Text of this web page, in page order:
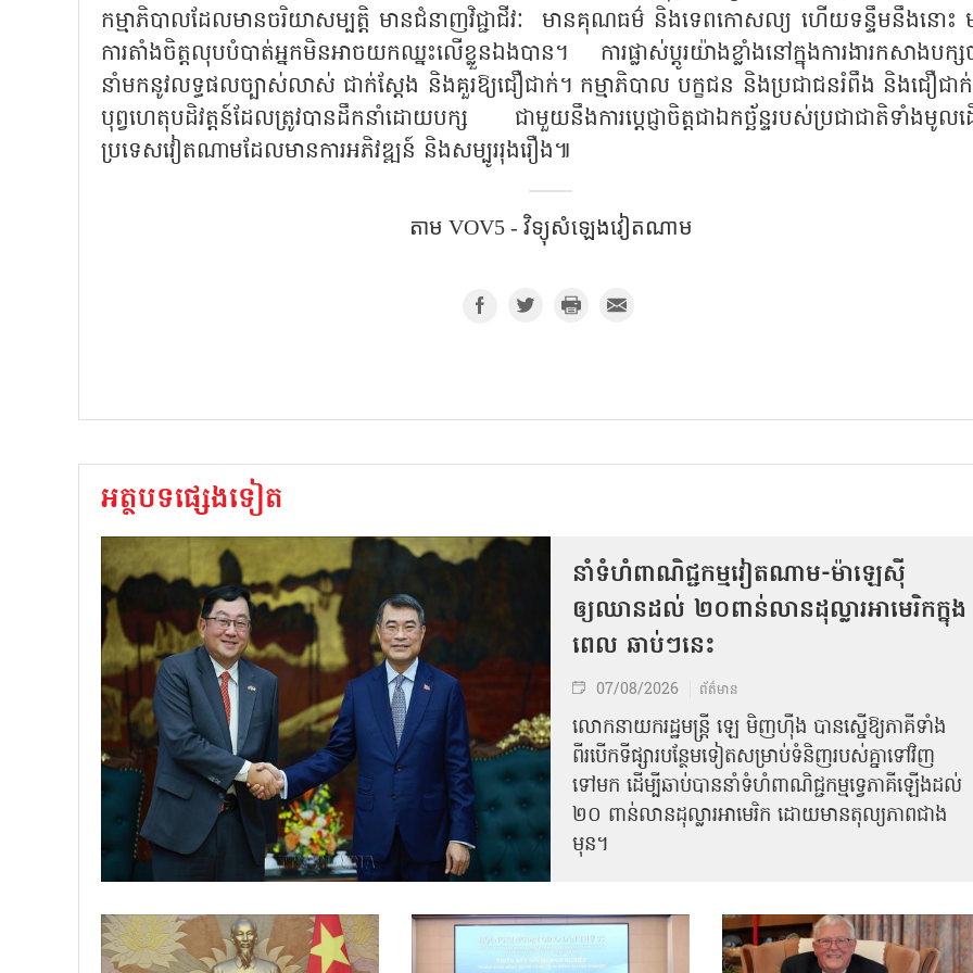
កម្មាភិបាលដែលមានចរិយាសម្បត្តិ មានជំនាញវិជ្ជាជីវៈ មានគុណធម៌ និងទេពកោសល្យ ហើយទន្ទឹមនឹងនោះ
ការតាំងចិត្តលុបបំបាត់អ្នកមិនអាចយកឈ្នះលើខ្លួនឯងបាន។ ការផ្លាស់ប្តូរយ៉ាងខ្លាំងនៅក្នុងការងារកសាងបក្ស
នាំមកនូវលទ្ធផលច្បាស់លាស់ ជាក់ស្តែង និងគួរឱ្យជឿជាក់។ កម្មាភិបាល បក្ខជន និងប្រជាជនរំពឹង និងជឿជា
បុព្វហេតុបដិវត្តន៍ដែលត្រូវបានដឹកនាំដោយបក្ស ជាមួយនឹងការប្តេជ្ញាចិត្តជាឯកច្ឆ័ន្ទរបស់ប្រជាជាតិទាំងមូលដ
ប្រទេសវៀតណាមដែលមានការអភិវឌ្ឍន៍ និងសម្បូររុងរឿង៕
តាម VOV5 - វិទ្យុសំឡេងវៀតណាម
អត្ថបទផ្សេងទៀត
នាំទំហំពាណិជ្ជកម្មវៀតណាម-ម៉ាឡេស៊ី
ឲ្យឈានដល់ ២០ពាន់លានដុល្លារអាមេរិកក្នុង
ពេល ឆាប់ៗនេះ
07/08/2026 ព័ត៌មាន
លោកនាយករដ្ឋមន្ត្រី ឡេ មិញហ៊ឹង បានស្នើឱ្យភាគីទាំង
ពីរបើកទីផ្សារបន្ថែមទៀតសម្រាប់ទំនិញរបស់គ្នាទៅវិញ
ទៅមក ដើម្បីឆាប់បាននាំទំហំពាណិជ្ជកម្មទ្វេភាគីឡើងដល់
២០ ពាន់លានដុល្លារអាមេរិក ដោយមានតុល្យភាពជាង
មុន។